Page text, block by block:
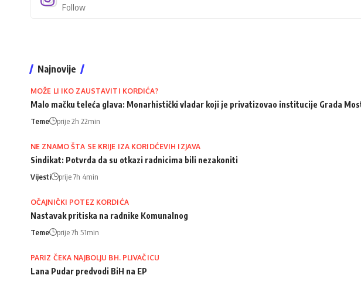
Follow
Najnovije
MOŽE LI IKO ZAUSTAVITI KORDIĆA?
Malo mačku teleća glava: Monarhistički vladar koji je privatizovao institucije Grada
Teme prije 2h 22min
NE ZNAMO ŠTA SE KRIJE IZA KORIDĆEVIH IZJAVA
Sindikat: Potvrda da su otkazi radnicima bili nezakoniti
Vijesti prije 7h 4min
OČAJNIČKI POTEZ KORDIĆA
Nastavak pritiska na radnike Komunalnog
Teme prije 7h 51min
PARIZ ČEKA NAJBOLJU BH. PLIVAČICU
Lana Pudar predvodi BiH na EP